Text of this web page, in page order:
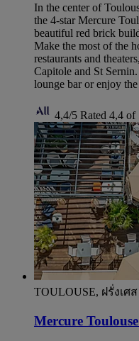
In the center of
the 4-star Mercure
beautiful red brick
Make the most of the
restaurants and
Capitole and St
lounge bar or enjoy
4,4/5 Rated 4,4 of
TOULOUSE, ฝรั่งเศส
Mercure